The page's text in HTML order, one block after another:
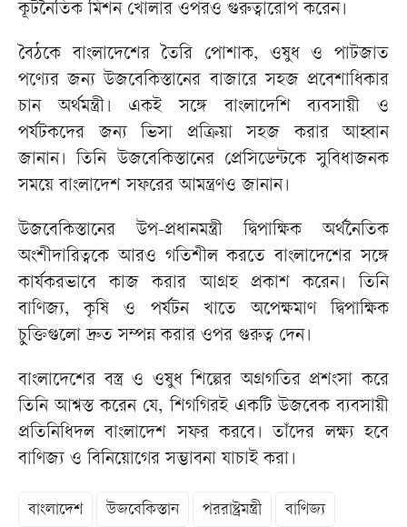
কূটনৈতিক মিশন খোলার ওপরও গুরুত্বারোপ করেন।
বৈঠকে বাংলাদেশের তৈরি পোশাক, ওষুধ ও পাটজাত
পণ্যের জন্য উজবেকিস্তানের বাজারে সহজ প্রবেশাধিকার
চান অর্থমন্ত্রী। একই সঙ্গে বাংলাদেশি ব্যবসায়ী ও
পর্যটকদের জন্য ভিসা প্রক্রিয়া সহজ করার আহ্বান
জানান। তিনি উজবেকিস্তানের প্রেসিডেন্টকে সুবিধাজনক
সময়ে বাংলাদেশ সফরের আমন্ত্রণও জানান।
উজবেকিস্তানের উপ-প্রধানমন্ত্রী দ্বিপাক্ষিক অর্থনৈতিক
অংশীদারিত্বকে আরও গতিশীল করতে বাংলাদেশের সঙ্গে
কার্যকরভাবে কাজ করার আগ্রহ প্রকাশ করেন। তিনি
বাণিজ্য, কৃষি ও পর্যটন খাতে অপেক্ষমাণ দ্বিপাক্ষিক
চুক্তিগুলো দ্রুত সম্পন্ন করার ওপর গুরুত্ব দেন।
বাংলাদেশের বস্ত্র ও ওষুধ শিল্পের অগ্রগতির প্রশংসা করে
তিনি আশ্বস্ত করেন যে, শিগগিরই একটি উজবেক ব্যবসায়ী
প্রতিনিধিদল বাংলাদেশ সফর করবে। তাঁদের লক্ষ্য হবে
বাণিজ্য ও বিনিয়োগের সম্ভাবনা যাচাই করা।
বাংলাদেশ উজবেকিস্তান পররাষ্ট্রমন্ত্রী বাণিজ্য